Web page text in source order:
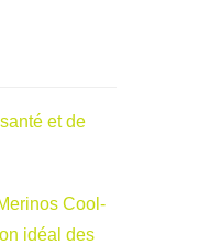
et de
Cool-
idéal des